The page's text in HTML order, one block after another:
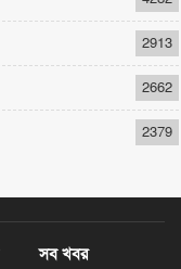
2913
2662
2379
সব খবর